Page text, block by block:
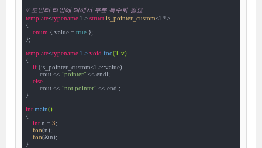
// 포인터 타입에 대해서 부분 특수화 필요
template<typename T> struct is_pointer_custom<T*>
{
enum { value = true };
};
template<typename T> void foo(T v)
{
if (is_pointer_custom<T>::value)
        cout <<
"pointer" << endl;
else
        cout <<
"not pointer" << endl;
}
int main()
{
int n = 3;
foo(n);
foo(&n);
}